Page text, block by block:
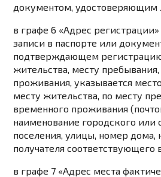
документом, удостоверяющим
в графе 6 «Адрес
записи в паспорте или
подтверждающем
жительства, месту
проживания, указывается
месту жительства, по месту
временного проживания
наименование городского или
поселения, улицы, номер дома,
получателя соответствующего
в графе 7 «Адрес места